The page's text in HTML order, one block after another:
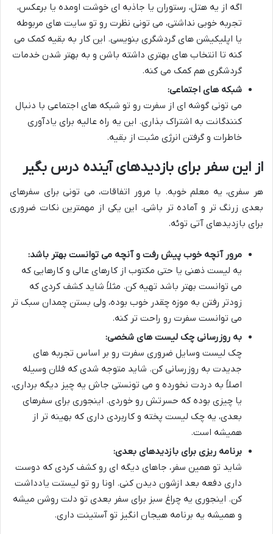
اگه از یه هتل، رستوران یا جاذبه ای خوشت اومده یا برعکس،
تجربه خوبی نداشتی، می تونی نظرت رو تو سایت های مربوطه
یا اپلیکیشن های گردشگری بنویسی. این کار به بقیه کمک می
کنه تا انتخاب های بهتری داشته باشن و به بهتر شدن خدمات
گردشگری هم کمک می کنه.
شبکه های اجتماعی:
می تونی گوشه ای از سفرت رو تو شبکه های اجتماعی با دنبال
کنندگانت به اشتراک بذاری. این یه راه عالیه برای یادآوری
خاطرات و گرفتن انرژی مثبت از بقیه.
از این سفر برای بازدیدهای آینده درس بگیر
هر سفری، یه معلم خوبه. با مرور اتفاقات، می تونی برای سفرهای
بعدی زرنگ تر و آماده تر باشی. این یکی از مهمترین نکات ضروری
برای بازدیدهای آتی توئه.
مرور آنچه خوب پیش رفت و آنچه می توانست بهتر باشد:
یه لیست ذهنی یا حتی مکتوب از کارهای عالی و کارهایی که
می توانست بهتر باشد تهیه کن. مثلاً شاید کشف کردی که
زودتر رفتن به موزه چقدر خوب بوده، ولی بستن چمدان سبک تر
می توانست سفرت رو راحت تر کنه.
به روزرسانی چک لیست های شخصی:
چک لیست وسایل ضروری سفرت رو بر اساس تجربه های
جدیدت به روزرسانی کن. شاید متوجه شدی که فلان وسیله
اصلاً به دردت نخورده و می تونستی جاش یه چیز دیگه برداری،
یا چیزی بوده که حسرتش رو خوردی. اینجوری برای سفرهای
بعدی، یه چک لیست پخته و کاربردی داری که بهینه تر از
همیشه است.
برنامه ریزی برای بازدیدهای بعدی:
شاید تو همین سفر، جاهای دیگه ای رو کشف کردی که دوست
داری دفعه بعد ازشون دیدن کنی. اونا رو تو لیستت یادداشت
کن. اینجوری یه چراغ سبز برای سفر بعدی تو دلت روشن میشه
و همیشه یه برنامه هیجان انگیز تو آستینت داری.